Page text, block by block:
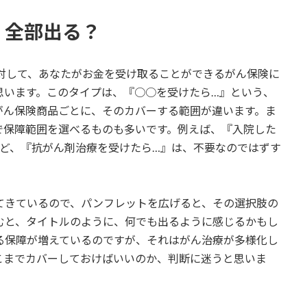
部出る？
て、あなたがお金を受け取ることができるがん保険に
ます。このタイプは、『○○を受けたら…』という、
保険商品ごとに、そのカバーする範囲が違います。ま
障範囲を選べるものも多いです。例えば、『入院した
、『抗がん剤治療を受けたら…』は、不要なのではずす
ているので、パンフレットを広げると、その選択肢の
、タイトルのように、何でも出るように感じるかもし
障が増えているのですが、それはがん治療が多様化し
でカバーしておけばいいのか、判断に迷うと思いま